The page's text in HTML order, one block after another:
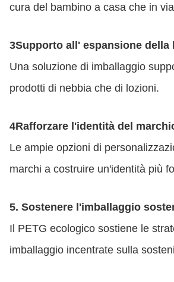
cura del bambino a casa che in
3Supporto all' espansione della
Una soluzione di imballaggio
prodotti di nebbia che di lozioni.
4Rafforzare l'identità del
Le ampie opzioni di
marchi a costruire un'identità più
5. Sostenere l'imballaggio
Il PETG ecologico sostiene le
imballaggio incentrate sulla